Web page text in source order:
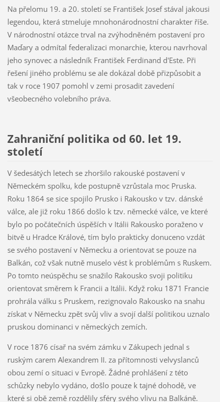
Na přelomu 19. a 20. století se František Josef stával jakousi
legendou, která stmeluje mnohonárodnostní charakter říše.
V národnostní otázce trval na zvýhodněném postavení pro
Maďary a odmítal federalizaci monarchie, kterou navrhoval
jeho synovec a následník František Ferdinand d'Este. Při
řešení jiného problému se ale dokázal době přizpůsobit a
tak v roce 1907 pomohl v zemi prosadit zavedení
všeobecného volebního práva.
Zahraniční politika od 60. let 19.
století
V šedesátých letech se zhoršilo rakouské postavení v
Německém spolku, kde postupně vzrůstala moc Pruska.
Roku 1864 se sice spojilo Prusko i Rakousko v tzv. dánské
válce, ale již roku 1866 došlo k tzv. německé válce, ve které
bylo po počátečních úspěších v Itálii Rakousko poraženo v
bitvě u Hradce Králové, tím bylo prakticky donuceno vzdát
se svého postavení v Německu a orientovat se pouze na
Balkán, což však nutně muselo vést k problémům s Ruskem.
Po tomto neúspěchu se snažilo Rakousko svoji politiku
orientovat směrem k Francii a Itálii. Když roku 1871 Francie
prohrála válku s Pruskem, rezignovalo Rakousko na snahu
získat v Německu zpět svůj vliv a svojí další politikou uznalo
pruskou dominanci v německých zemích.
V roce 1876 císař na svém zámku v Zákupech jednal s
ruským carem Alexandrem II. za přítomnosti velvyslanců
obou zemí o situaci v Evropě. Žádné prohlášení z této
schůzky nebylo vydáno, došlo pouze k tajné dohodě, ve
které si obě země rozdělily sféry svého vlivu na Balkáně.